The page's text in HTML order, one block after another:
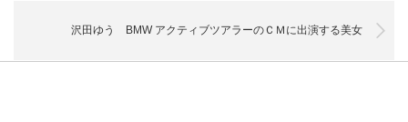
沢田ゆう BMW アクティブツアラーのＣＭに出演する美女